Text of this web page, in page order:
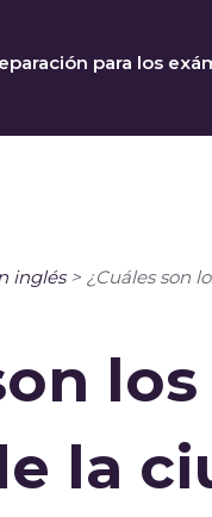
para los
inglés> ¿Cuáles son
la